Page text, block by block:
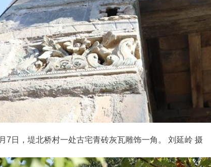
，堤北桥村一处古宅青砖灰瓦雕饰一角。 刘延岭 摄